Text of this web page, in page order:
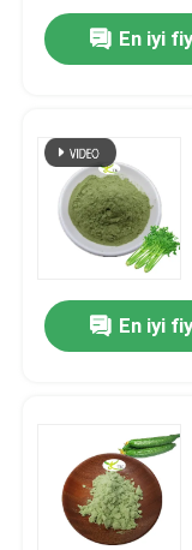
En iyi
En iyi